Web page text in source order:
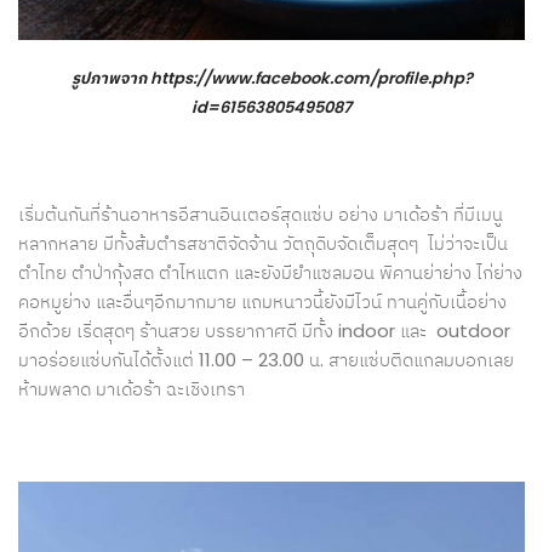
รูปภาพจากhttps://www.facebook.com/profile.php?
id=61563805495087
เริ่มต้นกันที่ร้านอาหารอีสานอินเตอร์สุดแซ่บ อย่าง มาเด้อร้า ที่มีเมนู
หลากหลาย มีทั้งส้มตำรสชาติจัดจ้าน วัตถุดิบจัดเต็มสุดๆ ไม่ว่าจะเป็น
ตำไทย ตำป่ากุ้งสด ตำไหแตก และยังมียำแซลมอน พิคานย่าย่าง ไก่ย่าง
คอหมูย่าง และอื่นๆอีกมากมาย แถมหนาวนี้ยังมีไวน์ ทานคู่กับเนื้อย่าง
อีกด้วย เริ่ดสุดๆ ร้านสวย บรรยากาศดี มีทั้ง indoor และ outdoor
มาอร่อยแซ่บกันได้ตั้งแต่ 11.00 – 23.00 น. สายแซ่บติดแกลมบอกเลย
ห้ามพลาด มาเด้อร้า ฉะเชิงเทรา